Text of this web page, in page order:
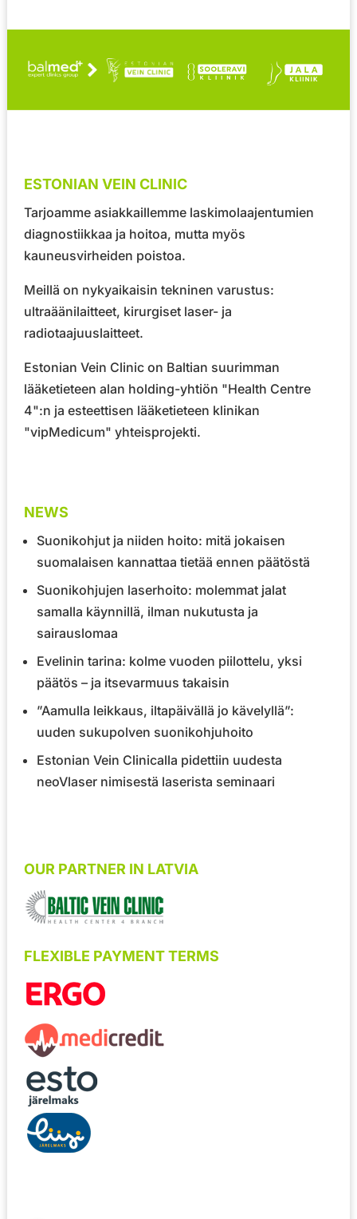
ESTONIAN VEIN CLINIC
Tarjoamme asiakkaillemme laskimolaajentumien
diagnostiikkaa ja hoitoa, mutta myös
kauneusvirheiden poistoa.
Meillä on nykyaikaisin tekninen varustus:
ultraäänilaitteet, kirurgiset laser- ja
radiotaajuuslaitteet.
Estonian Vein Clinic on Baltian suurimman
lääketieteen alan holding-yhtiön "Health Centre
4":n ja esteettisen lääketieteen klinikan
"vipMedicum" yhteisprojekti.
NEWS
Suonikohjut ja niiden hoito: mitä jokaisen
suomalaisen kannattaa tietää ennen päätöstä
Suonikohjujen laserhoito: molemmat jalat
samalla käynnillä, ilman nukutusta ja
sairauslomaa
Evelinin tarina: kolme vuoden piilottelu, yksi
päätös – ja itsevarmuus takaisin
”Aamulla leikkaus, iltapäivällä jo kävelyllä”:
uuden sukupolven suonikohjuhoito
Estonian Vein Clinicalla pidettiin uudesta
neoVlaser nimisestä laserista seminaari
OUR PARTNER IN LATVIA
FLEXIBLE PAYMENT TERMS